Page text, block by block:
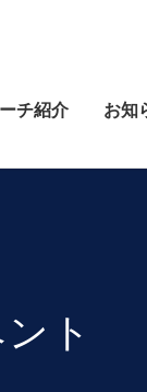
チ紹介 お知
ト